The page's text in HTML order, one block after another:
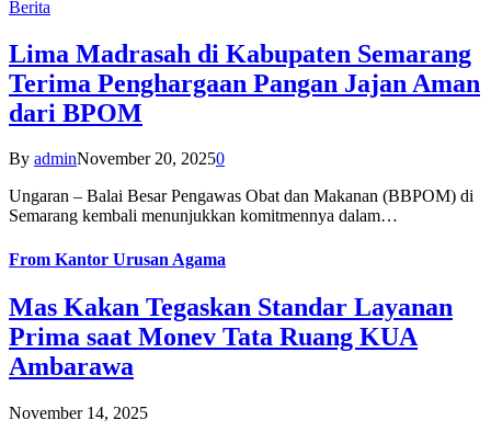
Berita
Lima Madrasah di Kabupaten Semarang
Terima Penghargaan Pangan Jajan Aman
dari BPOM
By adminNovember 20, 20250
Ungaran – Balai Besar Pengawas Obat dan Makanan (BBPOM) di
Semarang kembali menunjukkan komitmennya dalam…
From Kantor Urusan Agama
Mas Kakan Tegaskan Standar Layanan
Prima saat Monev Tata Ruang KUA
Ambarawa
November 14, 2025